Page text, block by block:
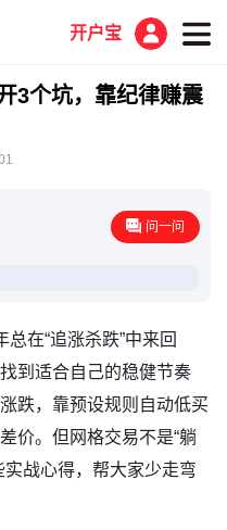
开户宝
3个坑，靠纪律赚震
问一问
在“追涨杀跌”中来回
到适合自己的稳健节奏
跌，靠预设规则自动低买
价。但网格交易不是“躺
战心得，帮大家少走弯